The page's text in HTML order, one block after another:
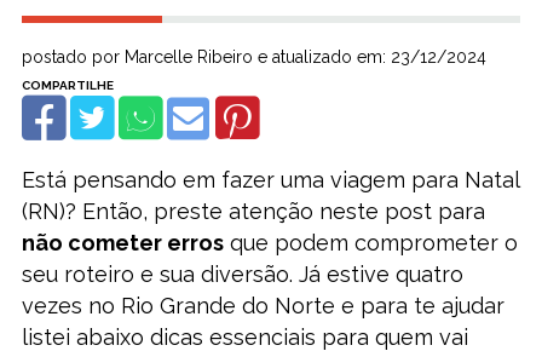
postado por Marcelle Ribeiro e atualizado em: 23/12/2024
Está pensando em fazer uma viagem para Natal
(RN)? Então, preste atenção neste post para
não cometer errosque podem comprometer o
seu roteiro e sua diversão. Já estive quatro
vezes no Rio Grande do Norte e para te ajudar
listei abaixo dicas essenciais para quem vai